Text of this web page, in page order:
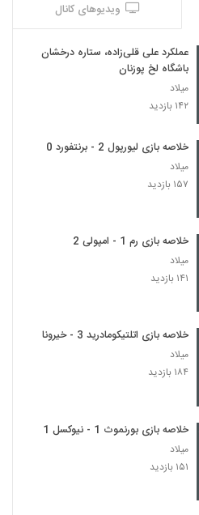
ویدیوهای کانال
عملکرد علی قلی‌زاده، ستاره درخشان
باشگاه لخ پوزنان
میلاد
۱۴۲ بازدید
خلاصه بازی لیورپول 2 - برنتفورد 0
میلاد
۱۵۷ بازدید
خلاصه بازی رم 1 - امپولی 2
میلاد
۱۴۱ بازدید
خلاصه بازی اتلتیکومادرید 3 - خیرونا 0
میلاد
۱۸۴ بازدید
خلاصه بازی بورنموث 1 - نیوکسل 1
میلاد
۱۵۱ بازدید